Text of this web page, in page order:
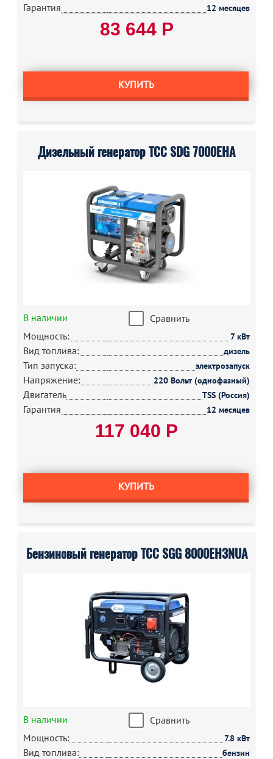
Гарантия 12 месяцев
83 644 Р
КУПИТЬ
Дизельный генератор ТСС SDG 7000EHA
В наличии
Сравнить
Мощность:
7 кВт
Вид топлива: дизель
Тип запуска: электрозапуск
Напряжение: 220 Вольт (однофазный)
Двигатель TSS (Россия)
Гарантия 12 месяцев
117 040 Р
КУПИТЬ
Бензиновый генератор ТСС SGG 8000EH3NUA
В наличии
Сравнить
Мощность:
7.8 кВт
Вид топлива: бензин